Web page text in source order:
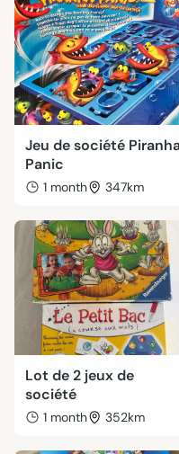
Jeu de société
Panic
1 month 347km
Lot de 2 jeux de
société
1 month 352km